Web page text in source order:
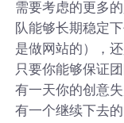
需要考虑的更多
队能够长期稳定
是做网站的），
只要你能够保证
有一天你的创意
有一个继续下去